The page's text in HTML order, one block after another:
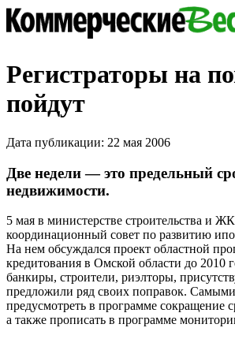
Регистраторы на
пойдут
Дата публикации: 22 мая 2006
Две недели — это предельный
недвижимости.
5 мая в министерстве строительства и
координационный совет по развитию
На нем обсуждался проект областной
кредитования в Омской области до 2010
банкиры, строители, риэлторы,
предложили ряд своих поправок.
предусмотреть в программе сокращение
а также прописать в программе